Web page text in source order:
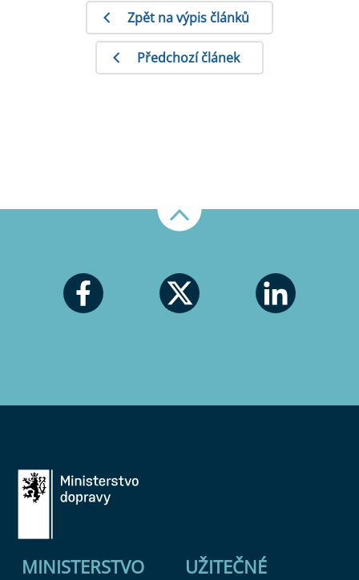
Zpět na výpis článků
Předchozí článek
MINISTERSTVO
UŽITEČNÉ